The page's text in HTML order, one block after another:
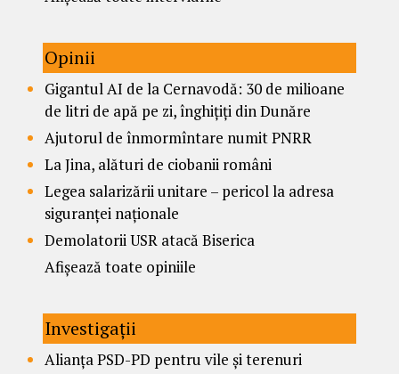
Opinii
Gigantul AI de la Cernavodă: 30 de milioane
de litri de apă pe zi, înghițiți din Dunăre
Ajutorul de înmormîntare numit PNRR
La Jina, alături de ciobanii români
Legea salarizării unitare – pericol la adresa
siguranței naționale
Demolatorii USR atacă Biserica
Afișează toate opiniile
Investigații
Alianța PSD-PD pentru vile și terenuri